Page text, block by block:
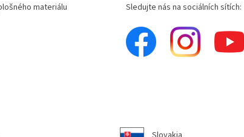
materiálu
Sledujte nás na sociálních sítích: